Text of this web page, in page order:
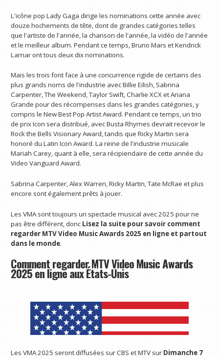
L'icône pop Lady Gaga dirige les nominations cette année avec
douze hochements de tête, dont de grandes catégories telles
que l'artiste de l'année, la chanson de l'année, la vidéo de l'année
et le meilleur album. Pendant ce temps, Bruno Mars et Kendrick
Lamar ont tous deux dix nominations.
Mais les trois font face à une concurrence rigide de certains des
plus grands noms de l'industrie avec Billie Eilish, Sabrina
Carpenter, The Weekend, Taylor Swift, Charlie XCX et Ariana
Grande pour des récompenses dans les grandes catégories, y
compris le New Best Pop Artist Award. Pendant ce temps, un trio
de prix Icon sera distribué, avec Busta Rhymes devrait recevoir le
Rock the Bells Visionary Award, tandis que Ricky Martin sera
honoré du Latin Icon Award. La reine de l'industrie musicale
Mariah Carey, quant à elle, sera récipiendaire de cette année du
Video Vanguard Award.
Sabrina Carpenter, Alex Warren, Ricky Martin, Tate McRae et plus
encore sont également prêts à jouer.
Les VMA sont toujours un spectacle musical avec 2025 pour ne
pas être différent, donc Lisez la suite pour savoir comment
regarder MTV Video Music Awards 2025 en ligne et partout
dans le monde.
Comment regarder MTV Video Music Awards
2025 en ligne aux États-Unis
Les VMA 2025 seront diffusées sur CBS et MTV sur Dimanche 7